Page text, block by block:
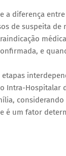
a diferença
de suspeita
e
Intra-Hospitalar
é um fator